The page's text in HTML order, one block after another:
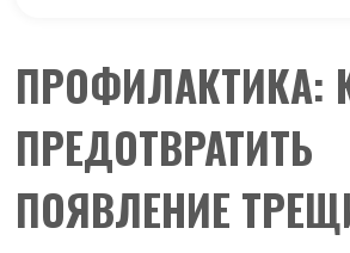
ПРОФИЛАКТИКА:
ПРЕДОТВРАТИТЬ
ПОЯВЛЕНИЕ